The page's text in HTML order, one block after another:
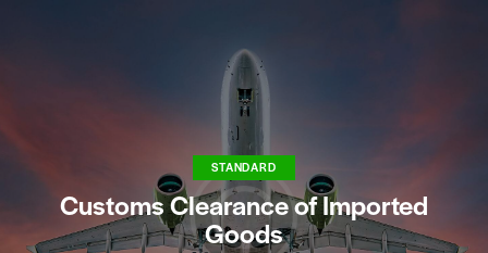
STANDARD
Customs Clearance of Imported
Goods